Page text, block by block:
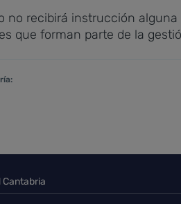
no recibirá instrucción
que forman parte de la
del pie de página
Cantabria